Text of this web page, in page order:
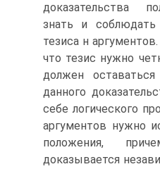
доказательства
знать и
тезиса н
что тезис нужно
должен
данного
себе логического
аргументов нужно
положения,
доказывается